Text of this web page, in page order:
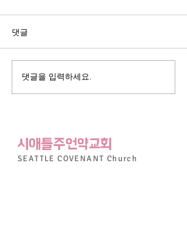
2019년 2월 3일
댓글
댓글을 입력하세요.
시애틀주언약교회
SEATTLECOVENANT Church